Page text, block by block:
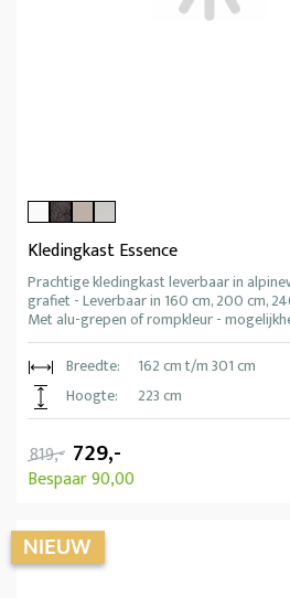
Kledingkast Essence
Prachtige kledingkast leverbaar in
grafiet - Leverbaar in 160 cm, 200 cm,
Met alu-grepen of rompkleur -
Breedte:
162 cm t/m 301 cm
Hoogte:
223 cm
819,- 729,-
Bespaar 90,00